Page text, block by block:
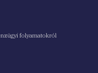
folyamatokról